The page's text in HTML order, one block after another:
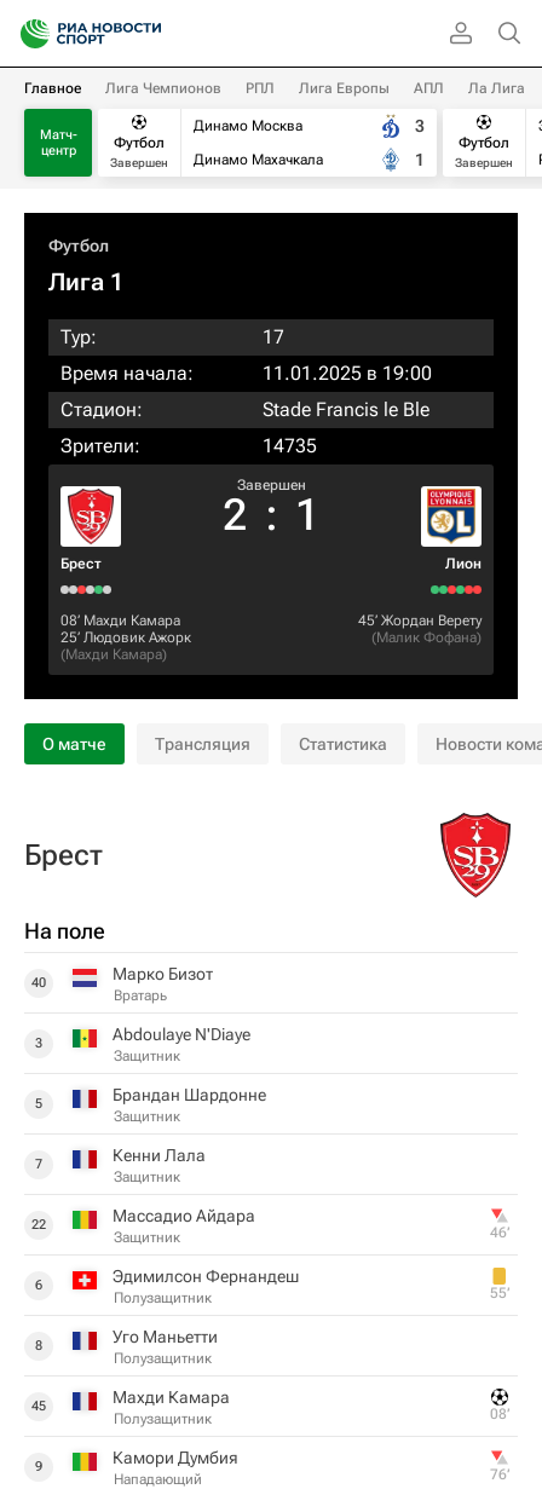
Главное Лига Чемпионов РПЛ Лига Европы АПЛ Ла Лига
Матч-
центр
Футбол
Завершен
Динамо Москва
Динамо Махачкала
3
1
Футбол
Завершен
Футбол
Лига 1
Тур:
17
Время начала:
11.01.2025 в 19:00
Стадион:
Stade Francis le Ble
Зрители:
14735
Брест
Завершен
2 : 1
Лион
08‎’‎ Махди Камара
25‎’‎ Людовик Ажорк
(Махди Камара)
45‎’‎ Жордан Верету
(Малик Фофана)
О матче Трансляция Статистика Новости
Брест
На поле
40 Марко Бизот
Вратарь
3 Abdoulaye N'Diaye
Защитник
5 Брандан Шардонне
Защитник
7 Кенни Лала
Защитник
22 Массадио Айдара
Защитник 46‎’‎
6 Эдимилсон Фернандеш
Полузащитник 55‎’‎
8 Уго Маньетти
Полузащитник
45 Махди Камара
Полузащитник 08‎’‎
9 Камори Думбия
Нападающий 76‎’‎